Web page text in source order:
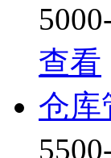
查看
仓库